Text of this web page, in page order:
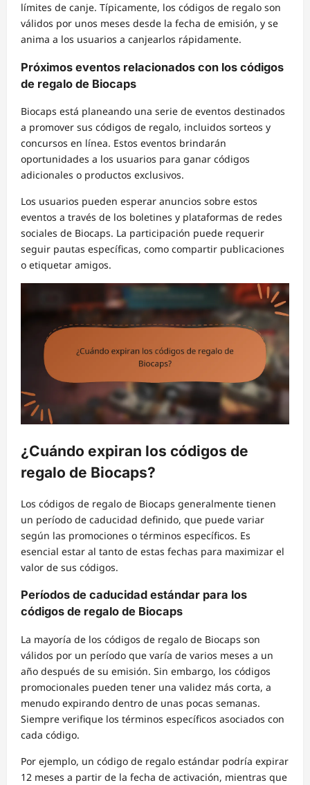
límites de canje. Típicamente, los códigos de regalo son
válidos por unos meses desde la fecha de emisión, y se
anima a los usuarios a canjearlos rápidamente.
Próximos eventos relacionados con los códigos
de regalo de Biocaps
Biocaps está planeando una serie de eventos destinados
a promover sus códigos de regalo, incluidos sorteos y
concursos en línea. Estos eventos brindarán
oportunidades a los usuarios para ganar códigos
adicionales o productos exclusivos.
Los usuarios pueden esperar anuncios sobre estos
eventos a través de los boletines y plataformas de redes
sociales de Biocaps. La participación puede requerir
seguir pautas específicas, como compartir publicaciones
o etiquetar amigos.
¿Cuándo expiran los códigos de
regalo de Biocaps?
Los códigos de regalo de Biocaps generalmente tienen
un período de caducidad definido, que puede variar
según las promociones o términos específicos. Es
esencial estar al tanto de estas fechas para maximizar el
valor de sus códigos.
Períodos de caducidad estándar para los
códigos de regalo de Biocaps
La mayoría de los códigos de regalo de Biocaps son
válidos por un período que varía de varios meses a un
año después de su emisión. Sin embargo, los códigos
promocionales pueden tener una validez más corta, a
menudo expirando dentro de unas pocas semanas.
Siempre verifique los términos específicos asociados con
cada código.
Por ejemplo, un código de regalo estándar podría expirar
12 meses a partir de la fecha de activación, mientras que